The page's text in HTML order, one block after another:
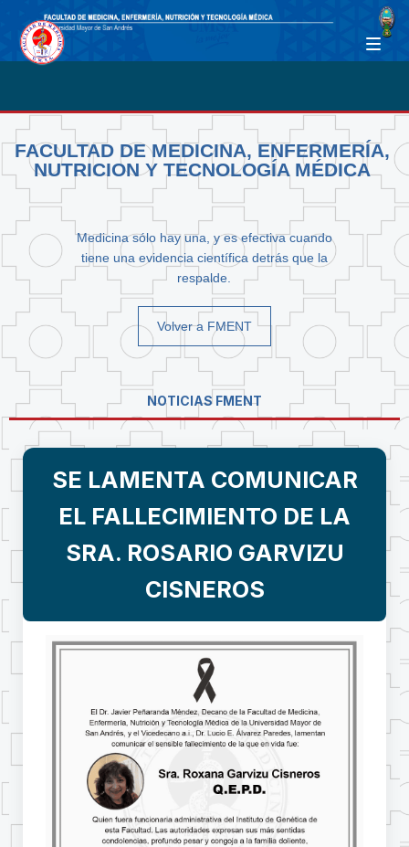
FACULTAD DE MEDICINA, ENFERMERÍA,
NUTRICION Y TECNOLOGÍA MÉDICA
Medicina sólo hay una, y es efectiva cuando
tiene una evidencia científica detrás que la
respalde.
Volver a FMENT
NOTICIAS FMENT
SE LAMENTA COMUNICAR
EL FALLECIMIENTO DE LA
SRA. ROSARIO GARVIZU
CISNEROS